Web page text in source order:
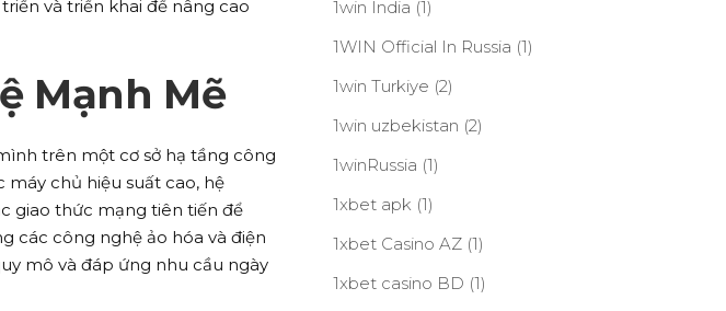
và triển khai để nâng cao
Mạnh Mẽ
trên một cơ sở hạ tầng công
chủ hiệu suất cao, hệ
giao thức mạng tiên tiến để
các công nghệ ảo hóa và điện
mô và đáp ứng nhu cầu ngày
1win India (1)
1WIN Official In Russia (1)
1win Turkiye (2)
1win uzbekistan (2)
1winRussia (1)
1xbet apk (1)
1xbet Casino AZ(1)
1xbet casino BD (1)